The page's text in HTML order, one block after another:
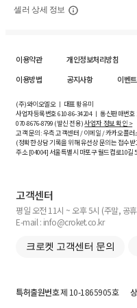
셀러 상세 정보
이용약관 개인정보처리방침
이용방법
공지사항 이벤트
(주)와이오엘오 ㅣ 대표 황유미
사업자등록번호610-86-34204ㅣ 통신판매번호
070-8676-8799 (발신 전용)사업자 정보 확인 >
고객 문의: 우측 고객센터 / 이메일 / 카카오플
(정확한 상담 기록을 위해 유선상 문의는 접수
주소 [04004] 서울특별시 마포구 월드컵로10길
고객센터
평일 오전 11시 ~ 오후 5시 (주말, 공
E-mail : info@croket.co.kr
크로켓 고객센터 문의
특허출원번호제 10-1865905호